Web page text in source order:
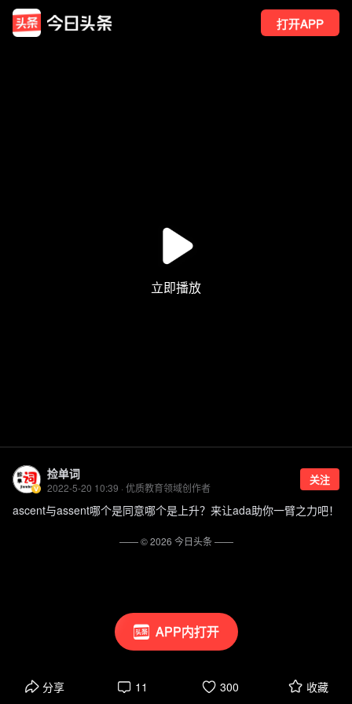
打开APP
APP内打开
捡单词
2022-5-20 10:39 · 优质教育领域创作者
关注
ascent与assent哪个是同意哪个是上升？来让ada助你一臂之力吧！
分享 11 300 收藏
—— ©2026 今日头条——